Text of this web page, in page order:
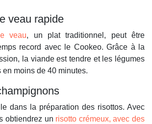
veau rapide
veau, un plat traditionnel, peut être
record avec le Cookeo. Grâce à la
la viande est tendre et les légumes
en moins de 40 minutes.
dans la préparation des risottos. Avec
obtiendrez un risotto crémeux, avec des